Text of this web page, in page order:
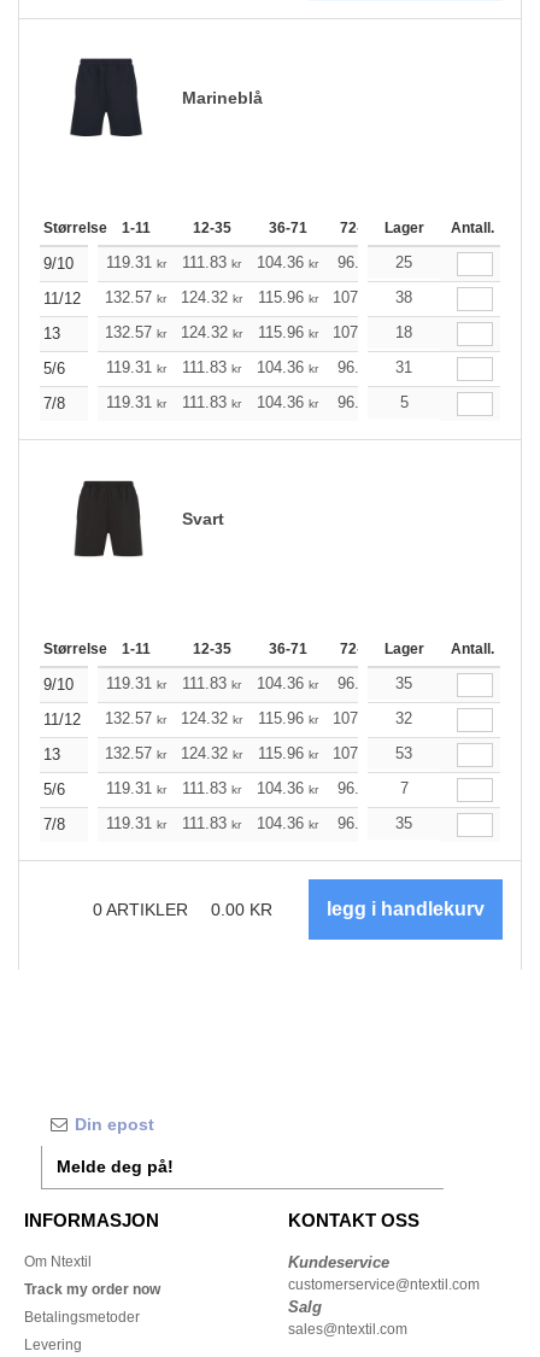
Marineblå
Størrelse 1-11 12-35 36-71 72-143 144-287 288 +
Lager Antall.
9/10 119.31 kr 111.83 kr 104.36 kr 96.89 89.42
25
11/12
132.57 kr 124.32 kr 115.96 kr 107.71 99.46
38
13
132.57 kr 124.32 kr 115.96 kr 107.71 99.46
18
5/6
119.31 kr 111.83 kr 104.36 kr 96.89 89.42
31
7/8
119.31 kr 111.83 kr 104.36 kr 96.89 5
Svart
Størrelse 1-11 12-35 36-71 72-143 144-287 288 +
Lager Antall.
9/10 119.31 kr 111.83 kr 104.36 kr 96.89 89.42
35
11/12
132.57 kr 124.32 kr 115.96 kr 107.71 99.46
32
13
132.57 kr 124.32 kr 115.96 kr 107.71 99.46
53
5/6
119.31 kr 111.83 kr 104.36 kr 96.89
7
7/8
119.31 kr 111.83 kr 104.36 kr 96.89 89.42
35
0ARTIKLER 0.00 KR
Melde deg på!
INFORMASJON
Om Ntextil
Track my order now
Betalingsmetoder
Levering
KONTAKT OSS
Kundeservice
customerservice@ntextil.com
Salg
sales@ntextil.com